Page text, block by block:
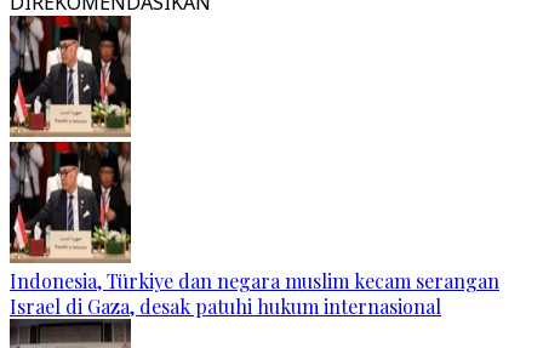
Indonesia, Türkiye dan negara muslim kecam serangan
Israel di Gaza, desak patuhi hukum internasional